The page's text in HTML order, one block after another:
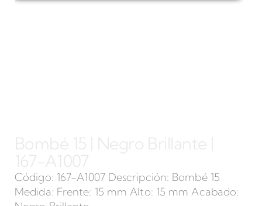
Bombé 15 | Negro Brillante |
167-A1007
Código: 167-A1007 Descripción: Bombé 15
Medida: Frente: 15 mm Alto: 15 mm Acabado: